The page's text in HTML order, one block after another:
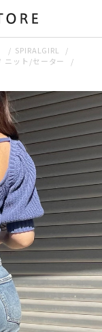
SPIRALGIRL
ニット/セーター